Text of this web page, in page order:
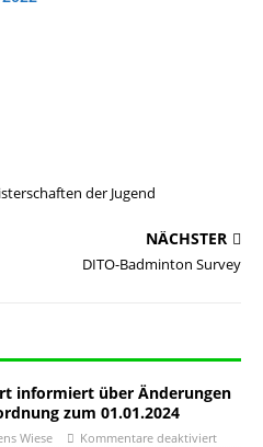
der Jugend
NÄCHSTER
DITO-Badminton Survey
informiert über Änderungen
zum 01.01.2024
Wiese Kommentare deaktiviert